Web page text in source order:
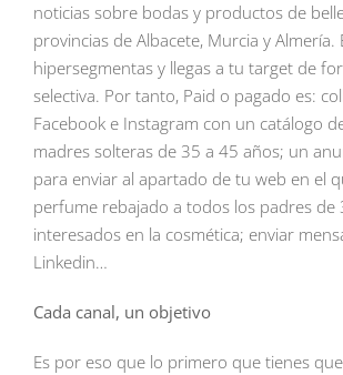
noticias sobre bodas y productos de
provincias de Albacete, Murcia y Almería.
hipersegmentas y llegas a tu target de
selectiva. Por tanto, Paid o pagado es:
Facebook e Instagram con un catálogo
madres solteras de 35 a 45 años; un
para enviar al apartado de tu web en el
perfume rebajado a todos los padres de
interesados en la cosmética; enviar
Linkedin…
Cada canal, un objetivo
Es por eso que lo primero que tienes